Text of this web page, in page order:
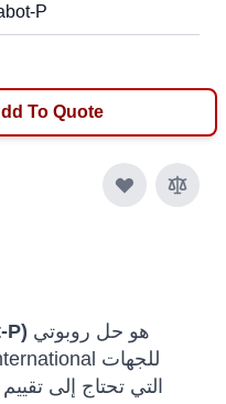
P
To Quote
P)
التي تحتاج إلى